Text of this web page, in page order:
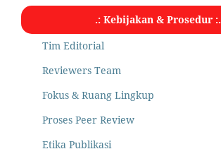
.: Kebijakan & Prosedur :.
Tim Editorial
Reviewers Team
Fokus & Ruang Lingkup
Proses Peer Review
Etika Publikasi